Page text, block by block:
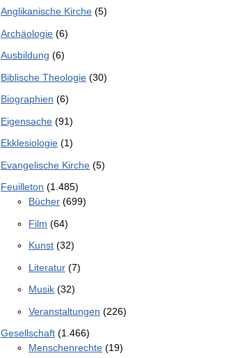
Anglikanische Kirche (5)
Archäologie (6)
Ausbildung (6)
Biblische Theologie (30)
Biographien (6)
Eigensache (91)
Ekklesiologie (1)
Evangelische Kirche (5)
Feuilleton (1.485)
Bücher (699)
Film (64)
Kunst (32)
Literatur (7)
Musik (32)
Veranstaltungen (226)
Gesellschaft (1.466)
Menschenrechte (19)